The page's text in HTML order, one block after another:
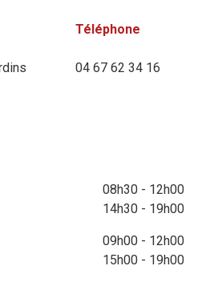
Téléphone
04 67 62 34 16
08h30 - 12h00
14h30 - 19h00
09h00 - 12h00
15h00 - 19h00